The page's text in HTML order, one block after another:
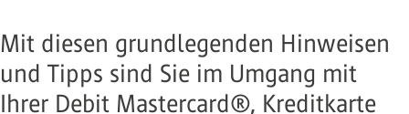
Mit diesen grundlegenden Hinweisen
und Tipps sind Sie im Umgang mit
Ihrer Debit Mastercard®, Kreditkarte